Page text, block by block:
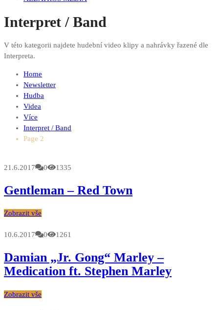
Interpret / Band
V této kategorii najdete hudební video klipy a nahrávky řazené dle
Interpreta.
Home
Newsletter
Hudba
Videa
Více
Interpret / Band
Page 2
21.6.2017 0 1335
Gentleman – Red Town
Zobrazit vše
10.6.2017 0 1261
Damian „Jr. Gong“ Marley –
Medication ft. Stephen Marley
Zobrazit vše